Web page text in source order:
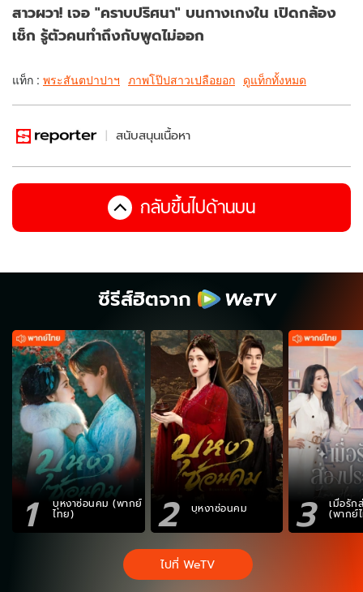
สาวผวา! เจอ "คราบปริศนา" บนกางเกงใน เปิดกล้อง
เช็ก รู้ตัวคนทำถึงกับพูดไม่ออก
แท็ก : พระสันตปาปาฯ ภาพโป๊ปสาวเปลือยอก ดูแท็กทั้งหมด
สนับสนุนเนื้อหา
กลับขึ้นไปด้านบน
ซีรีส์ฮิตจาก
1 บุหงาซ่อนคม (พากย์
ไทย) 2 บุหงาซ่อนคม 3 เมื่อรัก
(พากย์
ไปที่ WeTV